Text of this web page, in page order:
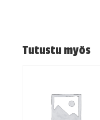
Tutustu myös